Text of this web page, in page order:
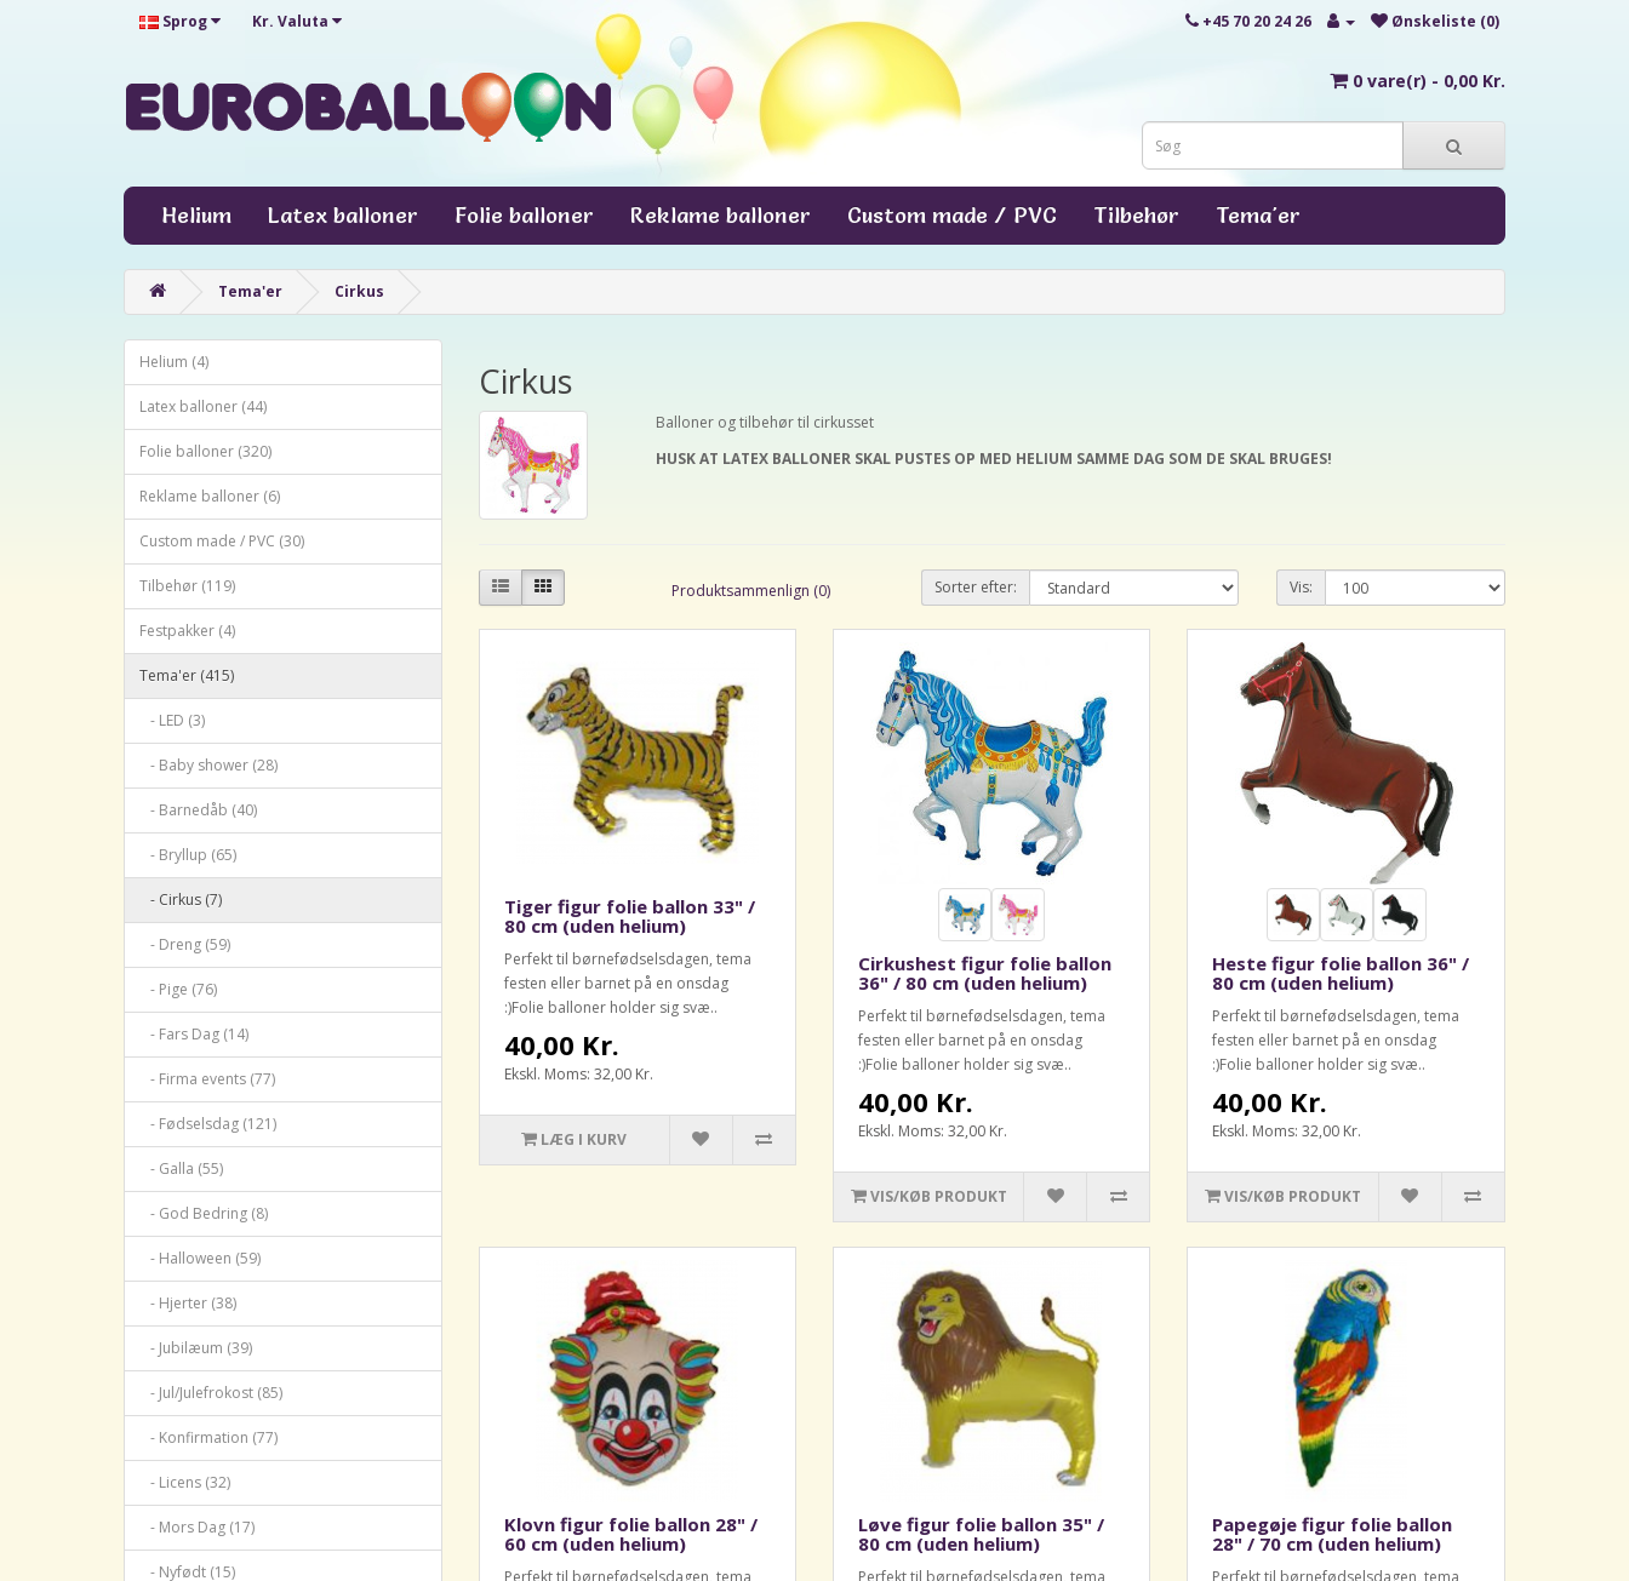
Sprog Kr. Valuta +45 70 20 24 26 Ønskeliste (0)
0 vare(r) - 0,00 Kr.
Helium Latex balloner Folie balloner Reklame balloner Custom made / PVC Tilbehør Tema'er
Tema'er Cirkus
Helium (4)
Latex balloner (44)
Folie balloner (320)
Reklame balloner (6)
Custom made / PVC (30)
Tilbehør (119)
Festpakker (4)
Tema'er (415)
- LED (3)
- Baby shower (28)
- Barnedåb (40)
- Bryllup (65)
- Cirkus (7)
- Dreng (59)
- Pige (76)
- Fars Dag (14)
- Firma events (77)
- Fødselsdag (121)
- Galla (55)
- God Bedring (8)
- Halloween (59)
- Hjerter (38)
- Jubilæum (39)
- Jul/Julefrokost (85)
- Konfirmation (77)
- Licens (32)
- Mors Dag (17)
- Nyfødt (15)
Cirkus
Balloner og tilbehør til cirkusset
HUSK AT LATEX BALLONER SKAL PUSTES OP MED HELIUM SAMME DAG SOM DE SKAL BRUGES!
Produktsammenlign (0) Sorter efter: Vis:
Tiger figur folie ballon 33" /
80 cm (uden helium)
Perfekt til børnefødselsdagen, tema
festen eller barnet på en onsdag
:)Folie balloner holder sig svæ..
40,00 Kr.
Ekskl. Moms: 32,00 Kr.
LÆG I KURV
Cirkushest figur folie ballon
36" / 80 cm (uden helium)
Perfekt til børnefødselsdagen, tema
festen eller barnet på en onsdag
:)Folie balloner holder sig svæ..
40,00 Kr.
Ekskl. Moms: 32,00 Kr.
VIS/KØB PRODUKT
Heste figur folie ballon 36" /
80 cm (uden helium)
Perfekt til børnefødselsdagen, tema
festen eller barnet på en onsdag
:)Folie balloner holder sig svæ..
40,00 Kr.
Ekskl. Moms: 32,00 Kr.
VIS/KØB PRODUKT
Klovn figur folie ballon 28" /
60 cm (uden helium)
Perfekt til børnefødselsdagen, tema
Løve figur folie ballon 35" /
80 cm (uden helium)
Perfekt til børnefødselsdagen, tema
Papegøje figur folie ballon
28" / 70 cm (uden helium)
Perfekt til børnefødselsdagen, tema